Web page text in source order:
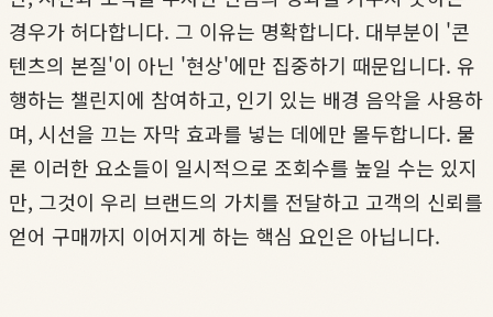
경우가 허다합니다. 그 이유는 명확합니다. 대부분이 '콘
텐츠의 본질'이 아닌 '현상'에만 집중하기 때문입니다. 유
행하는 챌린지에 참여하고, 인기 있는 배경 음악을 사용하
며, 시선을 끄는 자막 효과를 넣는 데에만 몰두합니다. 물
론 이러한 요소들이 일시적으로 조회수를 높일 수는 있지
만, 그것이 우리 브랜드의 가치를 전달하고 고객의 신뢰를
얻어 구매까지 이어지게 하는 핵심 요인은 아닙니다.